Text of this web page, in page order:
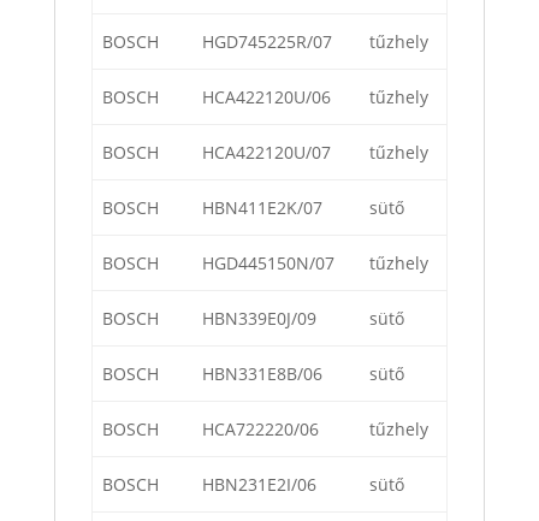
BOSCH HGD745225R/07 tűzhely
BOSCH HCA422120U/06 tűzhely
BOSCH HCA422120U/07 tűzhely
BOSCH HBN411E2K/07 sütő
BOSCH HGD445150N/07 tűzhely
BOSCH HBN339E0J/09 sütő
BOSCH HBN331E8B/06 sütő
BOSCH HCA722220/06 tűzhely
BOSCH HBN231E2I/06 sütő